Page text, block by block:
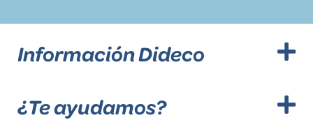
Información Dideco
¿Te ayudamos?